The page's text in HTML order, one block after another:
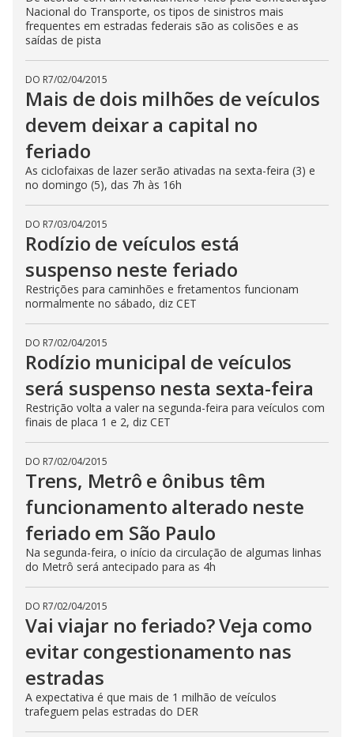
Nacional do Transporte, os tipos de sinistros mais
frequentes em estradas federais são as colisões e as
saídas de pista
DO R7/02/04/2015
Mais de dois milhões de veículos
devem deixar a capital no
feriado
As ciclofaixas de lazer serão ativadas na sexta-feira (3) e
no domingo (5), das 7h às 16h
DO R7/03/04/2015
Rodízio de veículos está
suspenso neste feriado
Restrições para caminhões e fretamentos funcionam
normalmente no sábado, diz CET
DO R7/02/04/2015
Rodízio municipal de veículos
será suspenso nesta sexta-feira
Restrição volta a valer na segunda-feira para veículos com
finais de placa 1 e 2, diz CET
DO R7/02/04/2015
Trens, Metrô e ônibus têm
funcionamento alterado neste
feriado em São Paulo
Na segunda-feira, o início da circulação de algumas linhas
do Metrô será antecipado para as 4h
DO R7/02/04/2015
Vai viajar no feriado? Veja como
evitar congestionamento nas
estradas
A expectativa é que mais de 1 milhão de veículos
trafeguem pelas estradas do DER